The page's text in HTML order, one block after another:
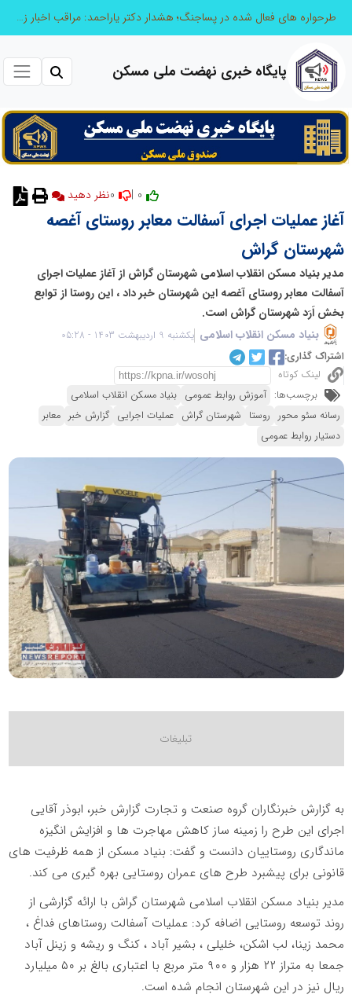
طرحواره های فعال شده در پساجنگ؛ هشدار دکتر یاراحمد: مراقب اخبار زرد و واکنش های هیجانی باشید
پایگاه خبری نهضت ملی مسکن
آغاز عملیات اجرای آسفالت معابر روستای آغصه
شهرستان گراش
مدیر بنیاد مسکن انقلاب اسلامی شهرستان گراش از آغاز عملیات اجرای
آسفالت معابر روستای آغصه این شهرستان خبر داد ، این روستا از توابع
بخش اَرَد شهرستان گراش است.
بنیاد مسکن انقلاب اسلامی یکشنبه 9 اردیبهشت 1403 - 05:28
اشتراک گذاری:
لینک کوتاه
برچسب‌ها: آموزش روابط عمومی بنیاد مسکن انقلاب اسلامی
رسانه سئو محور روستا شهرستان گراش عملیات اجرایی گزارش خبر معابر
دستیار روابط عمومی
به گزارش خبرنگاران گروه صنعت و تجارت گزارش خبر، ابوذر آقایی
اجرای این طرح را زمینه ساز کاهش مهاجرت ها و افزایش انگیزه
ماندگاری روستاییان دانست و گفت: بنیاد مسکن از همه ظرفیت های
قانونی برای پیشبرد طرح های عمران روستایی بهره گیری می کند.
مدیر بنیاد مسکن انقلاب اسلامی شهرستان گراش با ارائه گزارشی از
روند توسعه روستایی اضافه کرد: عملیات آسفالت روستاهای فداغ ،
محمد زینا، لب اشکن، خلیلی ، بشیر آباد ، کنگ و ریشه و زینل آباد
جمعا به متراز ۲۲ هزار و ۹۰۰ متر مربع با اعتباری بالغ بر ۵۰ میلیارد
ریال نیز در این شهرستان انجام شده است.